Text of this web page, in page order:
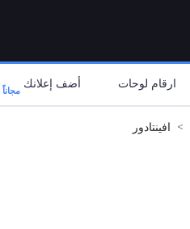
ارقام لوحات أضف إعلانك مجاناً
افينتادور